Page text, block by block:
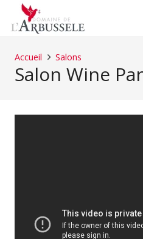
Accueil Salons
Salon Wine